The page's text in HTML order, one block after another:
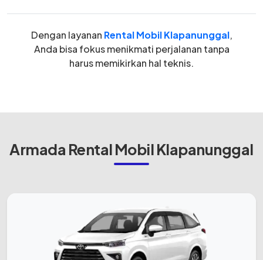
Dengan layanan Rental Mobil Klapanunggal,
Anda bisa fokus menikmati perjalanan tanpa
harus memikirkan hal teknis.
Armada Rental Mobil Klapanunggal